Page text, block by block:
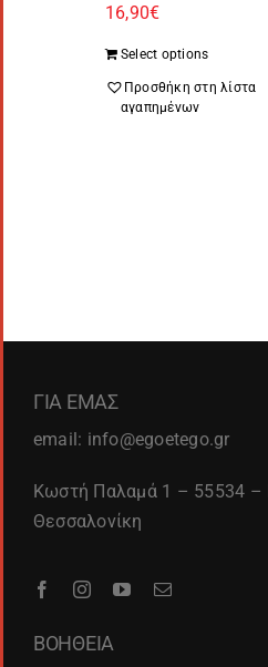
16,90€
Select options
Προσθήκη στη λίστα
αγαπημένων
ΓΙΑ ΕΜΑΣ
email: info@egoetego.gr
Κωστή Παλαμά 1 – 55534 –
Θεσσαλονίκη
ΒΟΗΘΕΙΑ